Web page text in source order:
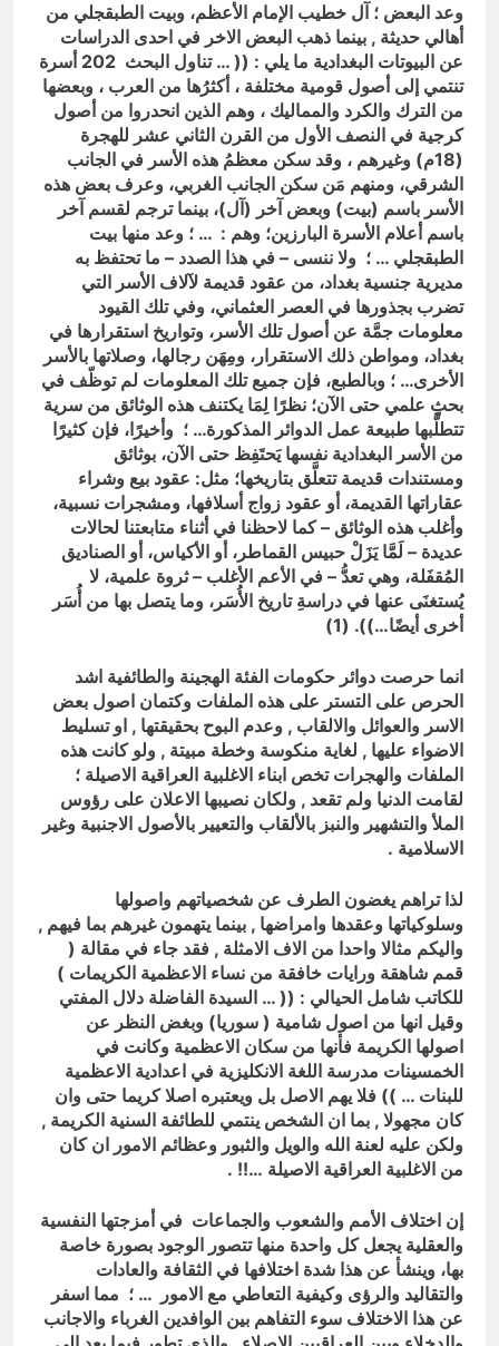
وعد البعض ؛ آل خطيب الإمام الأعظم، وبيت الطبقجلي من
أهالي حديثة , بينما ذهب البعض الاخر في احدى الدراسات
عن البيوتات البغدادية ما يلي : (( … تناول البحث 202 أسرة
تنتمي إلى أصول قومية مختلفة ، أكثرُها من العرب ، وبعضها
من الترك والكرد والمماليك ، وهم الذين انحدروا من أصول
كرجية في النصف الأول من القرن الثاني عشر للهجرة
(18م) وغيرهم ، وقد سكن معظمُ هذه الأسر في الجانب
الشرقي، ومنهم مَن سكن الجانب الغربي، وعرف بعض هذه
الأسر باسم (بيت) وبعض آخر (آل)، بينما ترجم لقسم آخر
باسم أعلام الأسرة البارزين؛ وهم : … ؛ وعد منها بيت
الطبقجلي … ؛ ولا ننسى – في هذا الصدد – ما تحتفظ به
مديرية جنسية بغداد، من عقود قديمة لآلاف الأسر التي
تضرب بجذورها في العصر العثماني، وفي تلك القيود
معلومات جمَّة عن أصول تلك الأسر، وتواريخ استقرارها في
بغداد، ومواطن ذلك الاستقرار، ومِهَن رجالها، وصلاتها بالأسر
الأخرى… ؛ وبالطبع، فإن جميع تلك المعلومات لم توظّف في
بحثٍ علمي حتى الآن؛ نظرًا لِمَا يكتنف هذه الوثائق من سرية
تتطلَّبها طبيعة عمل الدوائر المذكورة… ؛ وأخيرًا، فإن كثيرًا
من الأسر البغدادية نفسها يَحتَفِظ حتى الآن، بوثائق
ومستندات قديمة تتعلَّق بتاريخها؛ مثل: عقود بيع وشراء
عقاراتها القديمة، أو عقود زواج أسلافها، ومشجرات نسبية،
وأغلب هذه الوثائق – كما لاحظنا في أثناء متابعتنا لحالات
عديدة – لَمَّا يَزَلْ حبيس القماطر، أو الأكياس، أو الصناديق
المُقفَلة، وهي تعدُّ – في الأعم الأغلب – ثروة علمية، لا
يُستغنَى عنها في دراسةِ تاريخ الأُسَر، وما يتصل بها من أُسَر
أخرى أيضًا…)). (1)
انما حرصت دوائر حكومات الفئة الهجينة والطائفية اشد
الحرص على التستر على هذه الملفات وكتمان اصول بعض
الاسر والعوائل والالقاب , وعدم البوح بحقيقتها , او تسليط
الاضواء عليها , لغاية منكوسة وخطة مبيتة , ولو كانت هذه
الملفات والهجرات تخص ابناء الاغلبية العراقية الاصيلة ؛
لقامت الدنيا ولم تقعد , ولكان نصيبها الاعلان على رؤوس
الملأ والتشهير والنبز بالألقاب والتعيير بالأصول الاجنبية وغير
الاسلامية .
لذا تراهم يغضون الطرف عن شخصياتهم واصولها
وسلوكياتها وعقدها وامراضها , بينما يتهمون غيرهم بما فيهم ,
واليكم مثالا واحدا من الاف الامثلة , فقد جاء في مقالة (
قمم شاهقة ورايات خافقة من نساء الاعظمية الكريمات )
للكاتب شامل الحيالي : (( … السيدة الفاضلة دلال المفتي
وقيل انها من اصول شامية ( سوريا) وبغض النظر عن
اصولها الكريمة فأنها من سكان الاعظمية وكانت في
الخمسينات مدرسة اللغة الانكليزية في اعدادية الاعظمية
للبنات … )) فلا يهم الاصل بل ويعتبره اصلا كريما حتى وان
كان مجهولا , بما ان الشخص ينتمي للطائفة السنية الكريمة ,
ولكن عليه لعنة الله والويل والثبور وعظائم الامور ان كان
من الاغلبية العراقية الاصيلة …!! .
إن اختلاف الأمم والشعوب والجماعات في أمزجتها النفسية
والعقلية يجعل كل واحدة منها تتصور الوجود بصورة خاصة
بها، وينشأ عن هذا شدة اختلافها في الثقافة والعادات
والتقاليد والرؤى وكيفية التعاطي مع الامور … ؛ مما اسفر
عن هذا الاختلاف سوء التفاهم بين الوافدين الغرباء والاجانب